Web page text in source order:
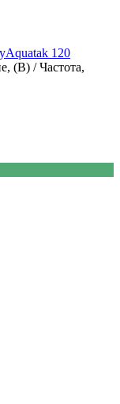
120
(В) / Частота,